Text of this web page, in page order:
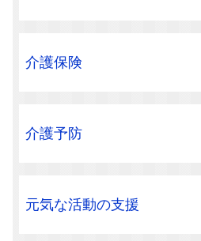
介護保険
介護予防
元気な活動の支援